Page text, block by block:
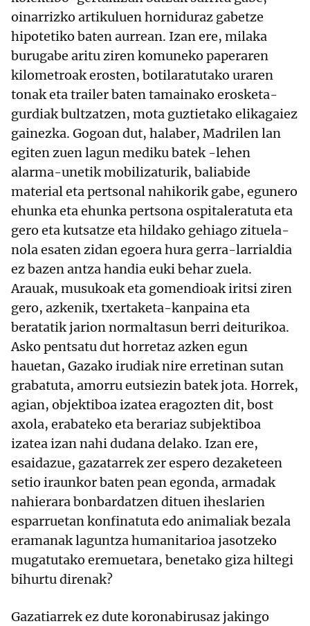
oinarrizko artikuluen horniduraz gabetze
hipotetiko baten aurrean. Izan ere, milaka
burugabe aritu ziren komuneko paperaren
kilometroak erosten, botilaratutako uraren
tonak eta trailer baten tamainako erosketa-
gurdiak bultzatzen, mota guztietako elikagaiez
gainezka. Gogoan dut, halaber, Madrilen lan
egiten zuen lagun mediku batek -lehen
alarma-unetik mobilizaturik, baliabide
material eta pertsonal nahikorik gabe, egunero
ehunka eta ehunka pertsona ospitaleratuta eta
gero eta kutsatze eta hildako gehiago zituela-
nola esaten zidan egoera hura gerra-larrialdia
ez bazen antza handia euki behar zuela.
Arauak, musukoak eta gomendioak iritsi ziren
gero, azkenik, txertaketa-kanpaina eta
beratatik jarion normaltasun berri deiturikoa.
Asko pentsatu dut horretaz azken egun
hauetan, Gazako irudiak nire erretinan sutan
grabatuta, amorru eutsiezin batek jota. Horrek,
agian, objektiboa izatea eragozten dit, bost
axola, erabateko eta berariaz subjektiboa
izatea izan nahi dudana delako. Izan ere,
esaidazue, gazatarrek zer espero dezaketeen
setio iraunkor baten pean egonda, armadak
nahierara bonbardatzen dituen iheslarien
esparruetan konfinatuta edo animaliak bezala
eramanak laguntza humanitarioa jasotzeko
mugatutako eremuetara, benetako giza hiltegi
bihurtu direnak?
Gazatiarrek ez dute koronabirusaz jakingo